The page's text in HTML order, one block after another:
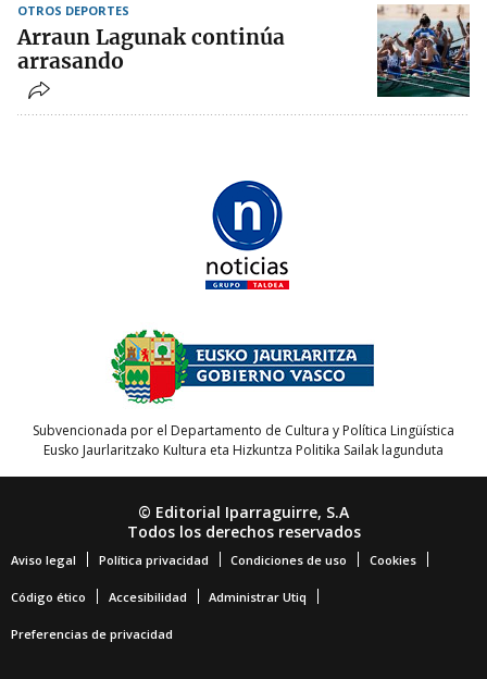
OTROS DEPORTES
Arraun Lagunak continúa
arrasando
Subvencionada por el Departamento de Cultura y Política Lingüística
Eusko Jaurlaritzako Kultura eta Hizkuntza Politika Sailak lagunduta
© Editorial Iparraguirre, S.A
Todos los derechos reservados
Aviso legal Política privacidad Condiciones de uso Cookies
Código ético Accesibilidad Administrar Utiq
Preferencias de privacidad